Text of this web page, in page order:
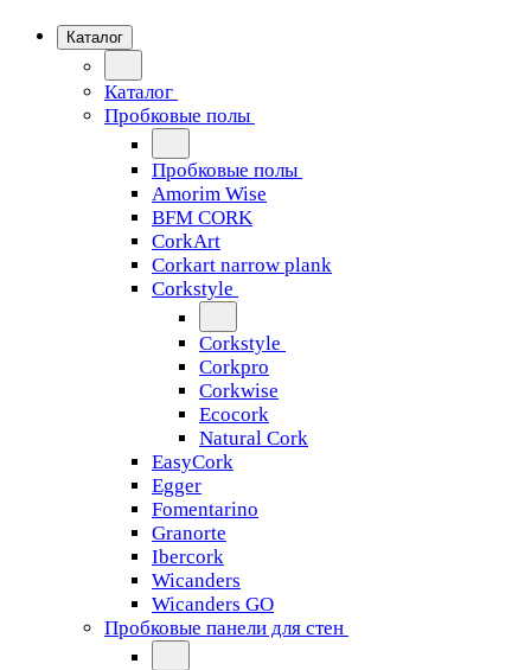
Каталог
Каталог
Пробковые полы
Пробковые полы
Amorim Wise
BFM CORK
CorkArt
Corkart narrow plank
Corkstyle
Corkstyle
Corkpro
Corkwise
Ecocork
Natural Cork
EasyCork
Egger
Fomentarino
Granorte
Ibercork
Wicanders
Wicanders GO
Пробковые панели для стен